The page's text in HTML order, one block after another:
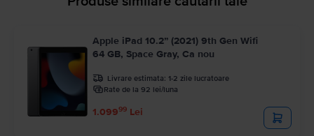
Apple iPad 10.2” (2021) 9th Gen Wifi
64 GB, Space Gray, Ca nou
Livrare estimata: 1-2 zile lucratoare
Rate de la 92 lei/luna
1.09999 Lei